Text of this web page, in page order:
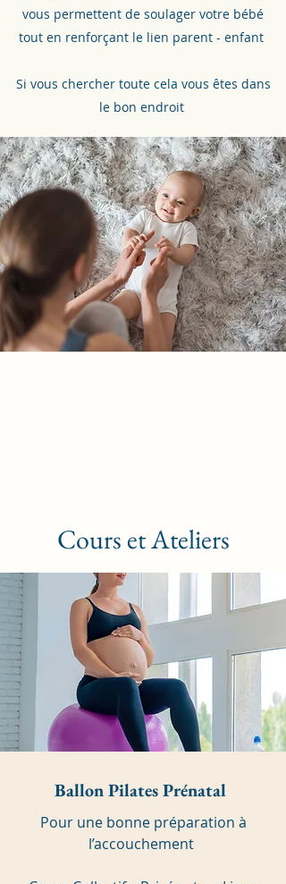
vous permettent de soulager votre bébé
tout en renforçant le lien parent - enfant
Si vous chercher toute cela vous êtes dans
le bon endroit
Cours et Ateliers
Ballon Pilates Prénatal
Pour une bonne préparation à
l’accouchement